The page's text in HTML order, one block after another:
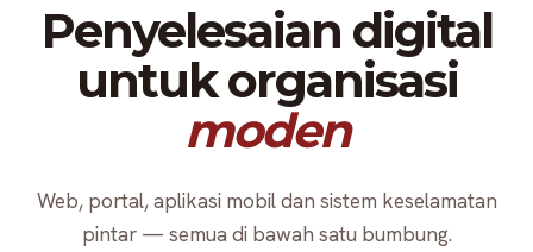
Penyelesaian digital
untuk organisasi
moden
Web, portal, aplikasi mobil dan sistem keselamatan
pintar — semua di bawah satu bumbung.